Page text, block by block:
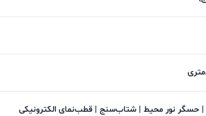
حسگر نور محیط | شتاب‌سنج | قطب‌نمای الکترونیکی